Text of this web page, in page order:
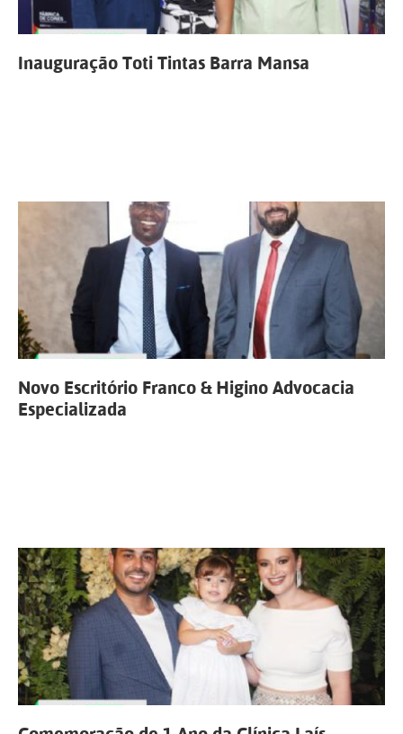
Inauguração Toti Tintas Barra Mansa
Novo Escritório Franco & Higino Advocacia
Especializada